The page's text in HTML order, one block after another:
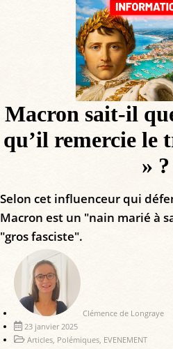
Macron sait-il
qu’il remercie le
» ?
Selon cet influenceur qui
Macron est un "nain marié à
"gros fasciste".
Clémence de Longraye
23 janvier 2025
Articles, Polémiques, EVENEMENT